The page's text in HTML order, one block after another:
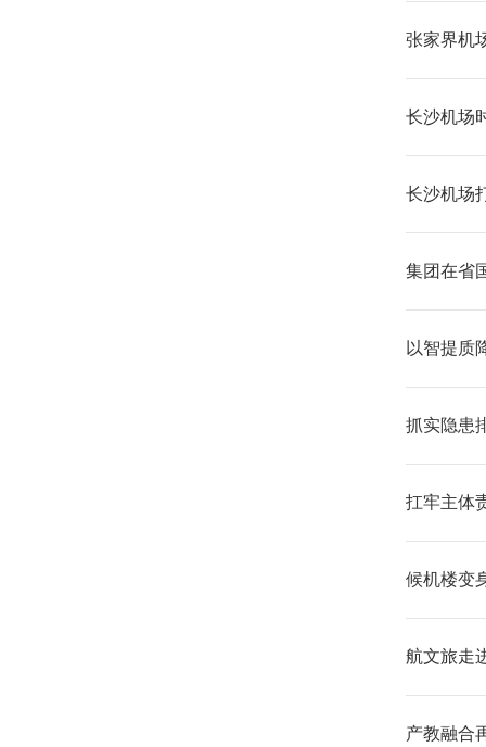
张家界机
长沙机场
长沙机场
集团在省
以智提质
抓实隐患
扛牢主体
候机楼变
航文旅走
产教融合